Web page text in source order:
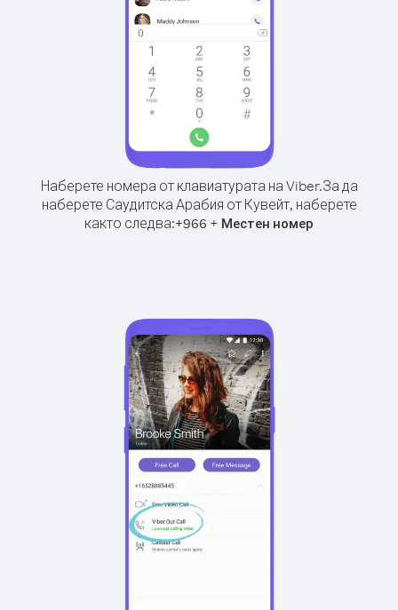
Наберете номера от клавиатурата на Viber.За да
наберете Саудитска Арабия от Кувейт, наберете
както следва:+966 + Местен номер